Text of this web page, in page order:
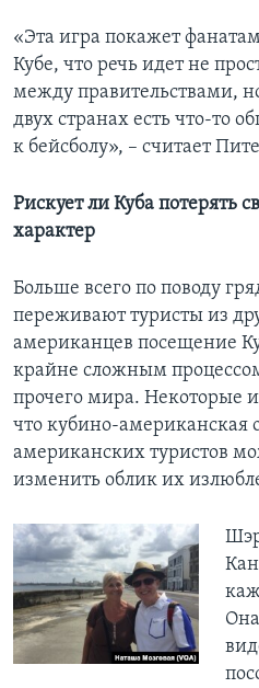
«Эта игра покажет
Кубе, что речь идет не
между правительствами,
двух странах есть что-то
к бейсболу», – считает
Рискует ли Куба потерять
характер
Больше всего по поводу
переживают туристы из
американцев посещение
крайне сложным
прочего мира. Некоторые
что кубино-американская
американских туристов
изменить облик их